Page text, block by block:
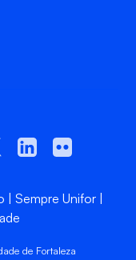
Sempre Unifor
de Fortaleza